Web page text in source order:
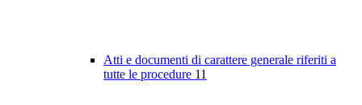
Atti e documenti di carattere generale riferiti a
tutte le procedure 11